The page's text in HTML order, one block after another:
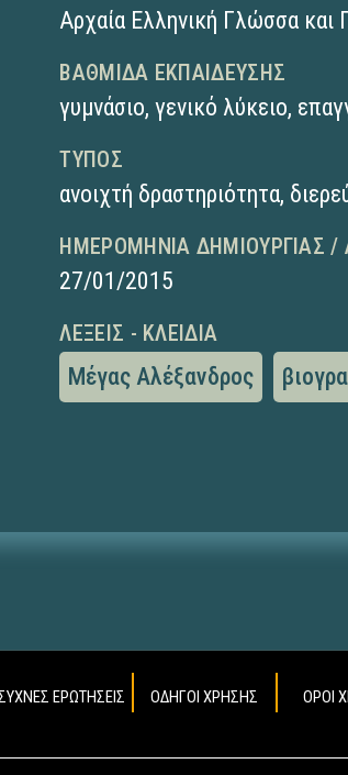
Αρχαία Ελληνική Γλώσσα και
ΒΑΘΜΊΔΑ ΕΚΠΑΊΔΕΥΣΗΣ
γυμνάσιο,γενικό λύκειο,
ΤΎΠΟΣ
ανοιχτή δραστηριότητα,
ΗΜΕΡΟΜΗΝΊΑ ΔΗΜΙΟΥΡΓΊΑΣ
27/01/2015
ΛΈΞΕΙΣ - ΚΛΕΙΔΙΆ
Μέγας Αλέξανδρος
ΕΡΩΤΗΣΕΙΣ ΟΔΗΓΟΙ ΧΡΗΣΗΣ ΟΡΟΙ